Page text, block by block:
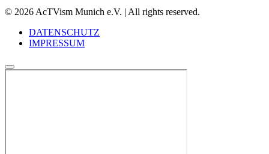
© 2026 AcTVism Munich e.V. | All rights reserved.
DATENSCHUTZ
IMPRESSUM